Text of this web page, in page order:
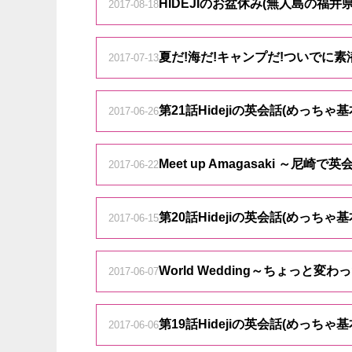
2017-08-18 HIDEJIのお盆休み(無人島の福井
2017-07-13夏だ!海だ!キャンプだ!ついでに
2017-06-26第21話Hidejiの英会話(めっちゃ
2017-06-22 Meet up Amagasaki ～尼崎で英
2017-06-15第20話Hidejiの英会話(めっちゃ
2017-06-07World Wedding～ちょっと変わ
2017-06-06第19話Hidejiの英会話(めっちゃ